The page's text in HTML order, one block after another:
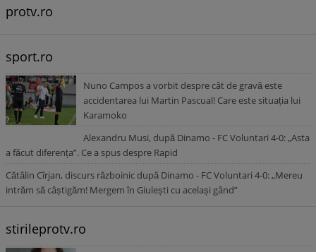
protv.ro
sport.ro
Nuno Campos a vorbit despre cât de gravă este
accidentarea lui Martin Pascual! Care este situația lui
Karamoko
Alexandru Musi, după Dinamo - FC Voluntari 4-0: „Asta
a făcut diferența”. Ce a spus despre Rapid
Cătălin Cîrjan, discurs războinic după Dinamo - FC Voluntari 4-0: „Mereu
intrăm să câștigăm! Mergem în Giulești cu același gând”
stirileprotv.ro